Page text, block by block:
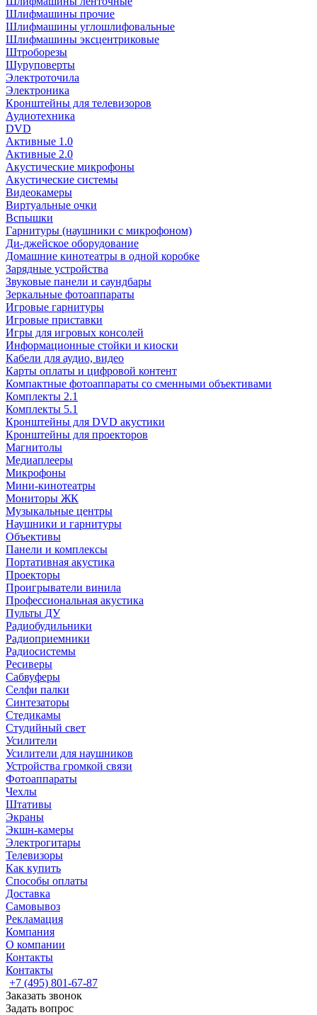
Шлифмашины прочие
Шлифмашины углошлифовальные
Шлифмашины эксцентриковые
Штроборезы
Шуруповерты
Электроточила
Электроника
Кронштейны для телевизоров
Аудиотехника
DVD
Активные 1.0
Активные 2.0
Акустические микрофоны
Акустические системы
Видеокамеры
Виртуальные очки
Вспышки
Гарнитуры (наушники с микрофоном)
Ди-джейское оборудование
Домашние кинотеатры в одной коробке
Зарядные устройства
Звуковые панели и саундбары
Зеркальные фотоаппараты
Игровые гарнитуры
Игровые приставки
Игры для игровых консолей
Информационные стойки и киоски
Кабели для аудио, видео
Карты оплаты и цифровой контент
Компактные фотоаппараты со сменными объективами
Комплекты 2.1
Комплекты 5.1
Кронштейны для DVD акустики
Кронштейны для проекторов
Магнитолы
Медиаплееры
Микрофоны
Мини-кинотеатры
Мониторы ЖК
Музыкальные центры
Наушники и гарнитуры
Объективы
Панели и комплексы
Портативная акустика
Проекторы
Проигрыватели винила
Профессиональная акустика
Пульты ДУ
Радиобудильники
Радиоприемники
Радиосистемы
Ресиверы
Сабвуферы
Селфи палки
Синтезаторы
Стедикамы
Студийный свет
Усилители
Усилители для наушников
Устройства громкой связи
Фотоаппараты
Чехлы
Штативы
Экраны
Экшн-камеры
Электрогитары
Телевизоры
Как купить
Способы оплаты
Доставка
Самовывоз
Рекламация
Компания
О компании
Контакты
Контакты
+7 (495) 801-67-87
Заказать звонок
Задать вопрос